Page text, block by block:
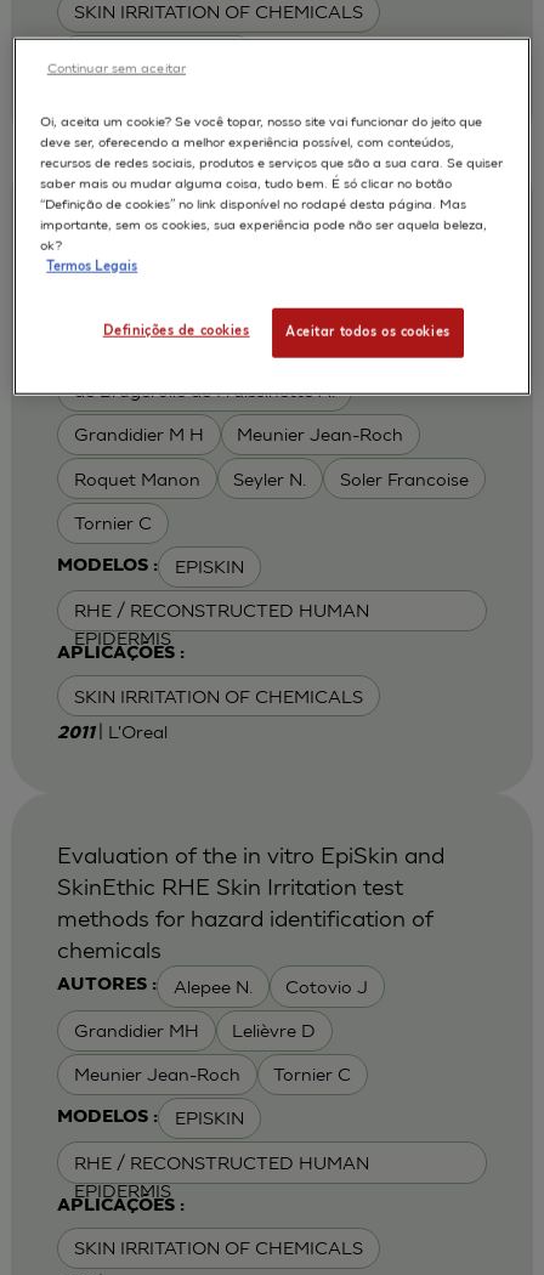
SKIN IRRITATION OF CHEMICALS
de Brugerolle de Fraissinette A.
Grandidier M H Meunier Jean-Roch
Roquet Manon Seyler N. Soler Francoise
Tornier C
MODELOS : EPISKIN
RHE / RECONSTRUCTED HUMAN
EPIDERMIS
APLICAÇÕES :
SKIN IRRITATION OF CHEMICALS
An Evaluation of the EpiSkinTM and
SkinEthicTM RHE test methods for
predicting dermal toxicity using OECD
2011 | L'Oreal
AUTORES : Alepee N. Cotovio J
Grandidier MH Lelièvre D
Meunier Jean-Roch Tornier C
MODELOS : EPISKIN
RHE / RECONSTRUCTED HUMAN
EPIDERMIS
APLICAÇÕES :
SKIN IRRITATION OF CHEMICALS
Evaluation of the in vitro EpiSkin and
SkinEthic RHE Skin Irritation test
methods for hazard identification of
chemicals
Oi, aceita um cookie? Se você topar, nosso site vai funcionar do jeito que
deve ser, oferecendo a melhor experiência possível, com conteúdos,
recursos de redes sociais, produtos e serviços que são a sua cara. Se quiser
saber mais ou mudar alguma coisa, tudo bem. É só clicar no botão
“Definição de cookies” no link disponível no rodapé desta página. Mas
importante, sem os cookies, sua experiência pode não ser aquela beleza,
ok?
Termos Legais
Definições de cookies Aceitar todos os cookies
Continuar sem aceitar